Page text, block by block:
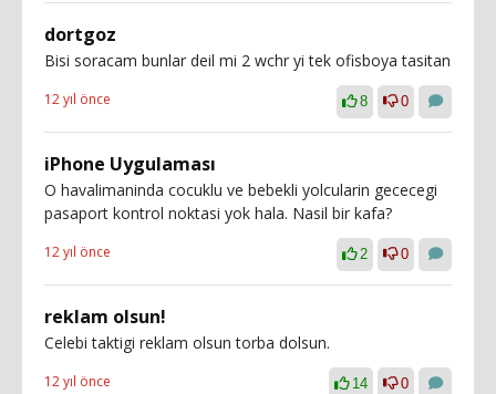
dortgoz
Bisi soracam bunlar deil mi 2 wchr yi tek ofisboya tasitan
12 yıl önce 8 0
iPhone Uygulaması
O havalimaninda cocuklu ve bebekli yolcularin gececegi
pasaport kontrol noktasi yok hala. Nasil bir kafa?
12 yıl önce 2 0
reklam olsun!
Celebi taktigi reklam olsun torba dolsun.
12 yıl önce 14 0